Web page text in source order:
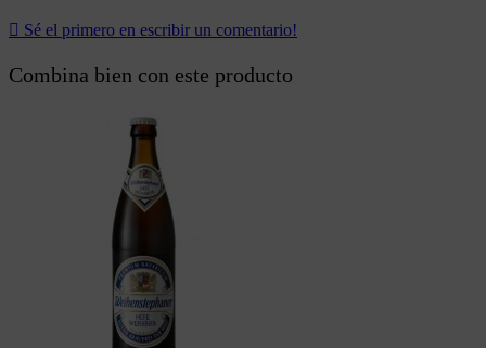
 Sé el primero en escribir un comentario!
Combina bien con este producto